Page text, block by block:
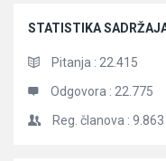
STATISTIKA
Pitanja : 22.415
Odgovora : 22.775
Reg. članova : 9.863